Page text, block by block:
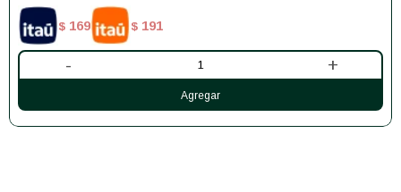
$ 169 $ 191
- +